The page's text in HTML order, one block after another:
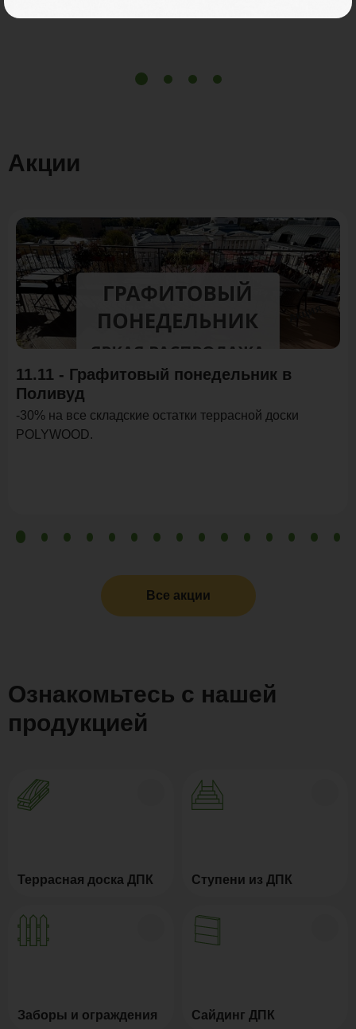
Акции
Акция
11.11 - Графитовый понедельник в
Поливуд
-30% на все складские остатки террасной доски
POLYWOOD.
Все акции
Ознакомьтесь с нашей
продукцией
Террасная доска ДПК Ступени из ДПК
Заборы и ограждения Сайдинг ДПК